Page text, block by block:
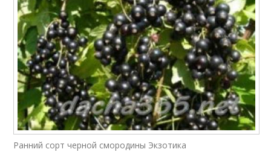
Ранний сорт черной смородины Экзотика